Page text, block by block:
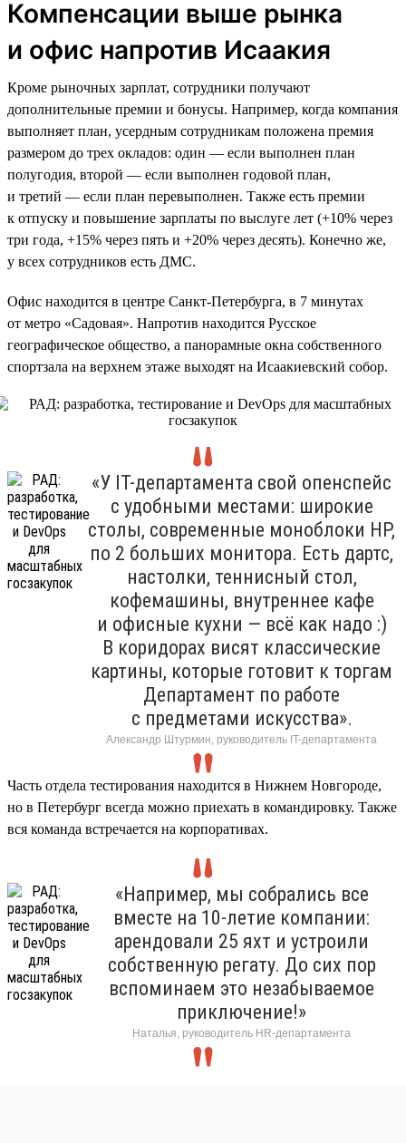
Компенсации выше рынка
и офис напротив Исаакия
Кроме рыночных зарплат, сотрудники получают
дополнительные премии и бонусы. Например, когда компания
выполняет план, усердным сотрудникам положена премия
размером до трех окладов: один — если выполнен план
полугодия, второй — если выполнен годовой план,
и третий — если план перевыполнен. Также есть премии
к отпуску и повышение зарплаты по выслуге лет (+10% через
три года, +15% через пять и +20% через десять). Конечно же,
у всех сотрудников есть ДМС.
Офис находится в центре Санкт-Петербурга, в 7 минутах
от метро «Садовая». Напротив находится Русское
географическое общество, а панорамные окна собственного
спортзала на верхнем этаже выходят на Исаакиевский собор.
«У IT-департамента свой опенспейс
с удобными местами: широкие
столы, современные моноблоки HP,
по 2 больших монитора. Есть дартс,
настолки, теннисный стол,
кофемашины, внутреннее кафе
и офисные кухни — всё как надо :)
В коридорах висят классические
картины, которые готовит к торгам
Департамент по работе
с предметами искусства».
Александр Штурмин, руководитель IT-департамента
Часть отдела тестирования находится в Нижнем Новгороде,
но в Петербург всегда можно приехать в командировку. Также
вся команда встречается на корпоративах.
«Например, мы собрались все
вместе на 10-летие компании:
арендовали 25 яхт и устроили
собственную регату. До сих пор
вспоминаем это незабываемое
приключение!»
Наталья, руководитель HR-департамента